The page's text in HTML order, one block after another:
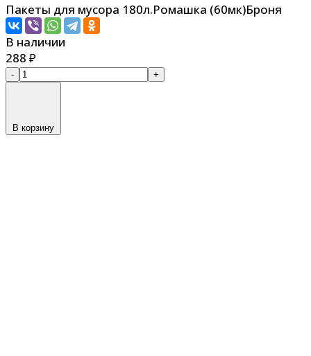
Пакеты для мусора 180л.Ромашка (60мк)Броня
В наличии
288 ₽
- +
В корзину